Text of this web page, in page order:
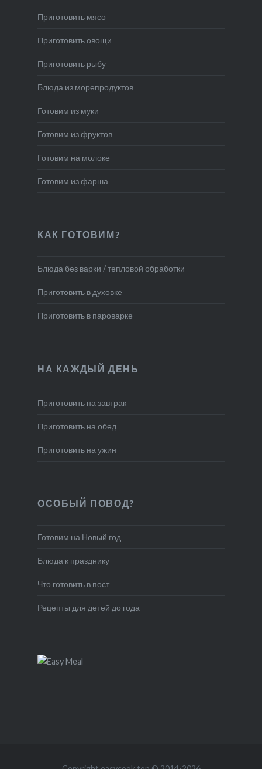
Приготовить мясо
Приготовить овощи
Приготовить рыбу
Блюда из морепродуктов
Готовим из муки
Готовим из фруктов
Готовим на молоке
Готовим из фарша
КАК ГОТОВИМ?
Блюда без варки / тепловой обработки
Приготовить в духовке
Приготовить в пароварке
НА КАЖДЫЙ ДЕНЬ
Приготовить на завтрак
Приготовить на обед
Приготовить на ужин
ОСОБЫЙ ПОВОД?
Готовим на Новый год
Блюда к празднику
Что готовить в пост
Рецепты для детей до года